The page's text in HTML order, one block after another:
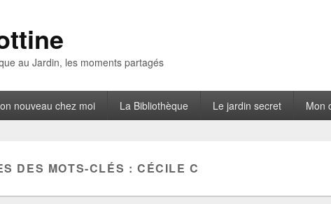
au Jardin, les moments partagés
nouveau chez moi La Bibliothèque Le jardin secret Mon
DES MOTS-CLÉS :CÉCILE C